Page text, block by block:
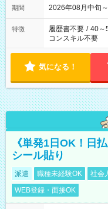
期間 2026年08月中旬
特徴 履歴書不要 / 40～
コンスキル不要
気になる！
《単発1日OK！日
シール貼り
派遣 職種未経験OK 社会
WEB登録・面接OK